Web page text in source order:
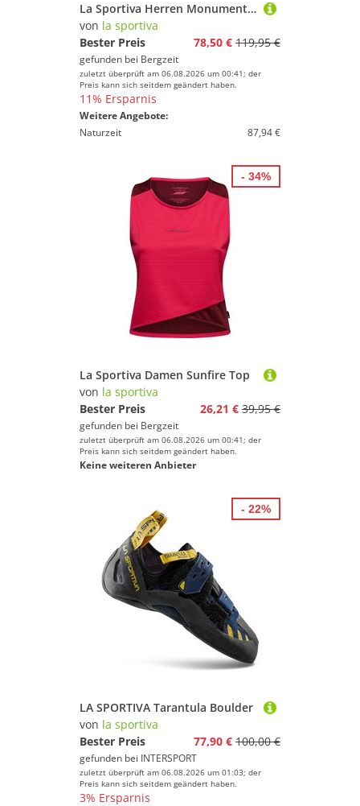
La Sportiva Herren Monument Hose
von la sportiva
Bester Preis
78,50 € 119,95 €
gefunden bei Bergzeit
zuletzt überprüft am 06.08.2026 um 00:41; der
Preis kann sich seitdem geändert haben.
11% Ersparnis
Weitere Angebote:
Naturzeit
87,94 €
La Sportiva Damen Sunfire Top
von la sportiva
Bester Preis
26,21 € 39,95 €
gefunden bei Bergzeit
zuletzt überprüft am 06.08.2026 um 00:41; der
Preis kann sich seitdem geändert haben.
Keine weiteren Anbieter
- 34%
LA SPORTIVA Tarantula Boulder
von la sportiva
Bester Preis
77,90 € 100,00 €
gefunden bei INTERSPORT
zuletzt überprüft am 06.08.2026 um 01:03; der
Preis kann sich seitdem geändert haben.
3% Ersparnis
- 22%